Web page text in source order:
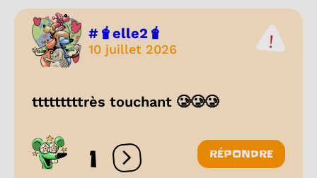
#🧋elle2🧋
10 juillet 2026
tttttttttrès touchant 🥲🥲🥲
1 Ouvrir les réactions
RÉPONDRE